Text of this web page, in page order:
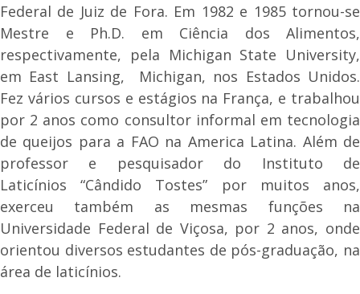
Federal de Juiz de Fora. Em 1982 e 1985 tornou-se
Mestre e Ph.D. em Ciência dos Alimentos,
respectivamente, pela Michigan State University,
em East Lansing, Michigan, nos Estados Unidos.
Fez vários cursos e estágios na França, e trabalhou
por 2 anos como consultor informal em tecnologia
de queijos para a FAO na America Latina. Além de
professor e pesquisador do Instituto de
Laticínios “Cândido Tostes” por muitos anos,
exerceu também as mesmas funções na
Universidade Federal de Viçosa, por 2 anos, onde
orientou diversos estudantes de pós-graduação, na
área de laticínios.